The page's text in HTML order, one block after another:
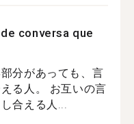
conversa que
分があっても、言
る人。 お互いの言
合える人...